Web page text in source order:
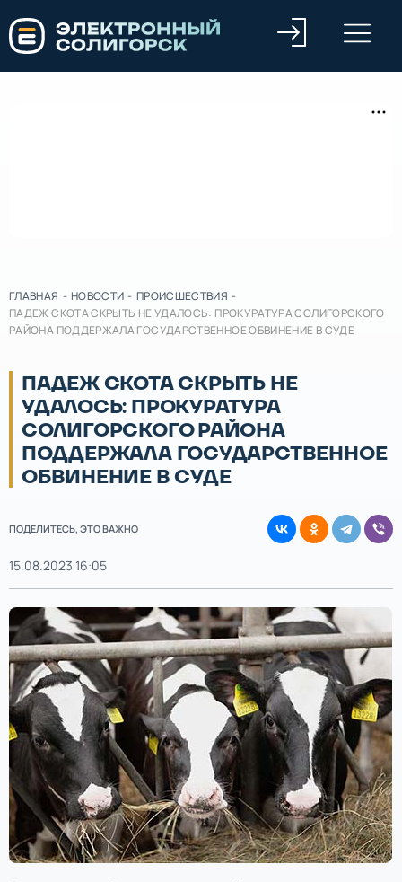
ГЛАВНАЯ - НОВОСТИ - ПРОИСШЕСТВИЯ -
ПАДЕЖ СКОТА СКРЫТЬ НЕ УДАЛОСЬ: ПРОКУРАТУРА СОЛИГОРСКОГО
РАЙОНА ПОДДЕРЖАЛА ГОСУДАРСТВЕННОЕ ОБВИНЕНИЕ В СУДЕ
ПАДЕЖ СКОТА СКРЫТЬ НЕ
УДАЛОСЬ: ПРОКУРАТУРА
СОЛИГОРСКОГО РАЙОНА
ПОДДЕРЖАЛА ГОСУДАРСТВЕННОЕ
ОБВИНЕНИЕ В СУДЕ
ПОДЕЛИТЕСЬ, ЭТО ВАЖНО
15.08.2023 16:05